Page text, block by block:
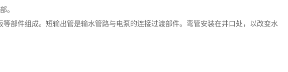
。
部件组成。短输出管是输水管路与电泵的连接过渡部件。弯管安装在井口处，以改变水